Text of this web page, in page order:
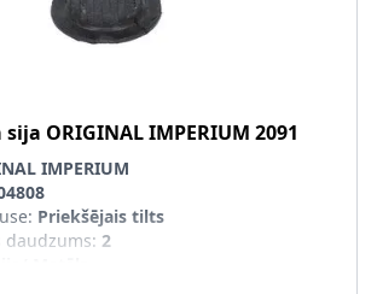
sija ORIGINAL IMPERIUM 2091
IMPERIUM
: Priekšējais tilts
daudzums: 2
Metāls
[mm]